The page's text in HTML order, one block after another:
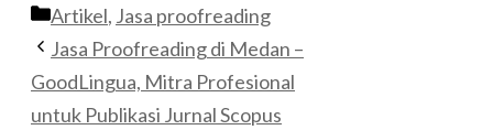
Categories
Artikel, Jasa proofreading
Jasa Proofreading di Medan –
GoodLingua, Mitra Profesional
untuk Publikasi Jurnal Scopus